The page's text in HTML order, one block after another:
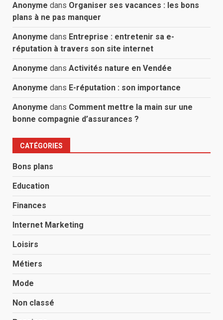
Anonyme dans Organiser ses vacances : les bons
plans à ne pas manquer
Anonyme dans Entreprise : entretenir sa e-
réputation à travers son site internet
Anonyme dans Activités nature en Vendée
Anonyme dans E-réputation : son importance
Anonyme dans Comment mettre la main sur une
bonne compagnie d’assurances ?
CATÉGORIES
Bons plans
Education
Finances
Internet Marketing
Loisirs
Métiers
Mode
Non classé